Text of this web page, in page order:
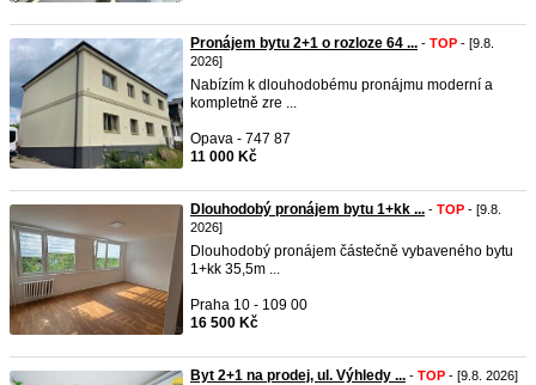
Pronájem bytu 2+1 o rozloze 64 ... - TOP - [9.8.
2026]
Nabízím k dlouhodobému pronájmu moderní a
kompletně zre ...
Opava - 747 87
11 000 Kč
Dlouhodobý pronájem bytu 1+kk ... - TOP - [9.8.
2026]
Dlouhodobý pronájem částečně vybaveného bytu
1+kk 35,5m ...
Praha 10 - 109 00
16 500 Kč
Byt 2+1 na prodej, ul. Výhledy ... - TOP - [9.8. 2026]